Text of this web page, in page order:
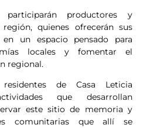
productores y
quienes ofrecerán sus
un espacio pensado para
locales y fomentar el
regional.
de Casa Leticia
que desarrollan
este sitio de memoria y
comunitarias que allí se